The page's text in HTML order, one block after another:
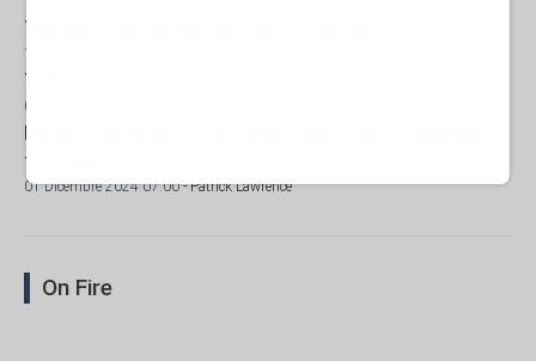
The second coming of Joe McCarthy
10 Gennaio 2025 10:00
To Biden’s many messes, add another in Syria.
01 Dicembre 2024 09:00
Patrick Lawrence - La capacità di Joe di "mandare
tutto a puttane"
01 Dicembre 2024 07:00- Patrick Lawrence
On Fire